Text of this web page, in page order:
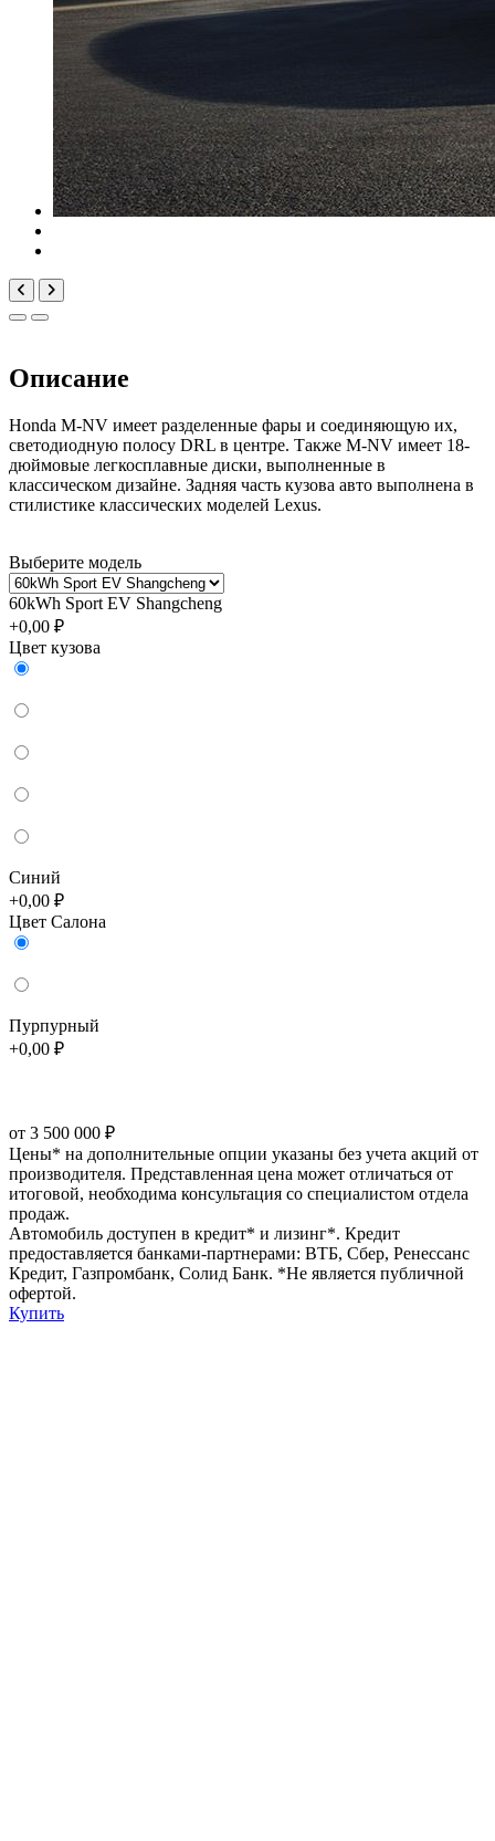
Описание
Honda M-NV имеет разделенные фары и соединяющую их,
светодиодную полосу DRL в центре. Также M-NV имеет 18-
дюймовые легкосплавные диски, выполненные в
классическом дизайне. Задняя часть кузова авто выполнена в
стилистике классических моделей Lexus.
Выберите модель
60kWh Sport EV Shangcheng
+0,00 ₽
Цвет кузова
Синий
+0,00 ₽
Цвет Салона
Пурпурный
+0,00 ₽
от 3 500 000 ₽
Цены* на дополнительные опции указаны без учета акций от
производителя. Представленная цена может отличаться от
итоговой, необходима консультация со специалистом отдела
продаж.
Автомобиль доступен в кредит* и лизинг*. Кредит
предоставляется банками-партнерами: ВТБ, Сбер, Ренесcанс
Кредит, Газпромбанк, Солид Банк. *Не является публичной
офертой.
Купить